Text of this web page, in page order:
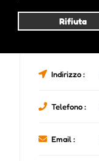
Rifiuta
Indirizzo :
Telefono :
Email :